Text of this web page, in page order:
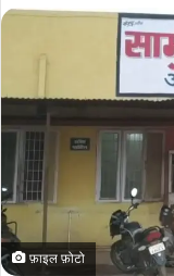
फ़ाइल फ़ोटो